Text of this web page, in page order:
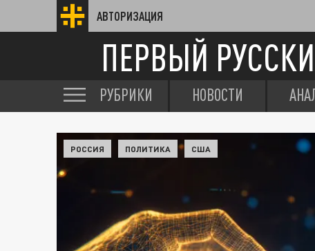
АВТОРИЗАЦИЯ
ПЕРВЫЙ
РУБРИКИ НОВОСТИ
РОССИЯ ПОЛИТИКА США